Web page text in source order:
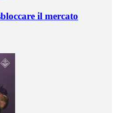
il mercato